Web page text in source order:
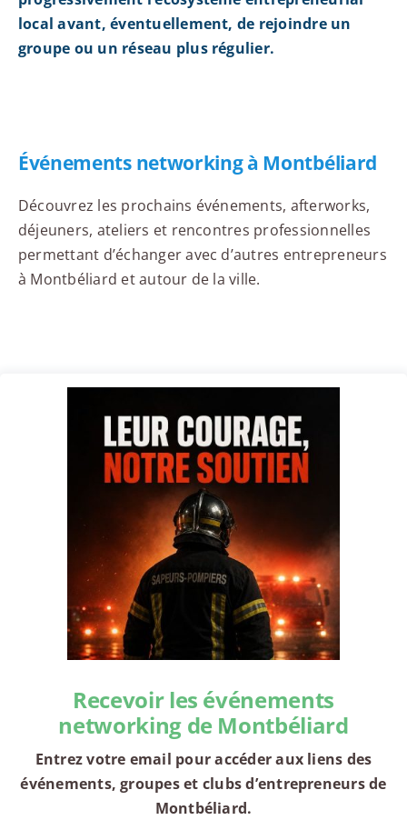
local avant, éventuellement, de rejoindre un
groupe ou un réseau plus régulier.
Événements networking à Montbéliard
Découvrez les prochains événements, afterworks,
déjeuners, ateliers et rencontres professionnelles
permettant d’échanger avec d’autres entrepreneurs
à Montbéliard et autour de la ville.
Recevoir les événements
networking de Montbéliard
Entrez votre email pour accéder aux liens des
événements, groupes et clubs d’entrepreneurs de
Montbéliard.